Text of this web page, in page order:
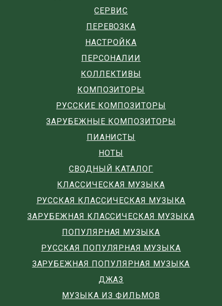
СЕРВИС
ПЕРЕВОЗКА
НАСТРОЙКА
ПЕРСОНАЛИИ
КОЛЛЕКТИВЫ
КОМПОЗИТОРЫ
РУССКИЕ КОМПОЗИТОРЫ
ЗАРУБЕЖНЫЕ КОМПОЗИТОРЫ
ПИАНИСТЫ
НОТЫ
СВОДНЫЙ КАТАЛОГ
КЛАССИЧЕСКАЯ МУЗЫКА
РУССКАЯ КЛАССИЧЕСКАЯ МУЗЫКА
ЗАРУБЕЖНАЯ КЛАССИЧЕСКАЯ МУЗЫКА
ПОПУЛЯРНАЯ МУЗЫКА
РУССКАЯ ПОПУЛЯРНАЯ МУЗЫКА
ЗАРУБЕЖНАЯ ПОПУЛЯРНАЯ МУЗЫКА
ДЖАЗ
МУЗЫКА ИЗ ФИЛЬМОВ